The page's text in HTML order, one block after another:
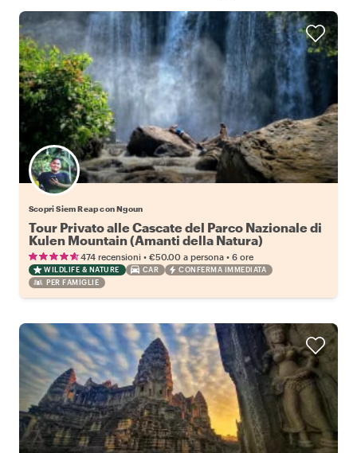
Scopri Siem Reap con Ngoun
Tour Privato alle Cascate del Parco Nazionale di
Kulen Mountain (Amanti della Natura)
474 recensioni • €50.00 a persona • 6 ore
WILDLIFE & NATURE CAR
CONFERMA IMMEDIATA
PER FAMIGLIE